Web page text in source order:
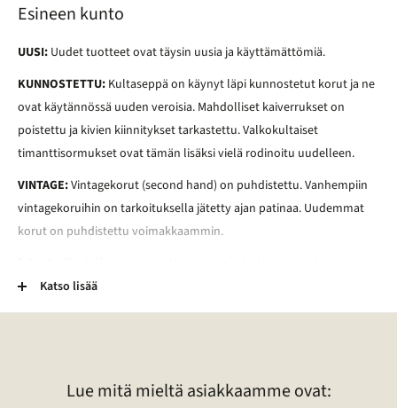
Esineen kunto
UUSI: Uudet tuotteet ovat täysin uusia ja käyttämättömiä.
KUNNOSTETTU: Kultaseppä on käynyt läpi kunnostetut korut ja ne
ovat käytännössä uuden veroisia. Mahdolliset kaiverrukset on
poistettu ja kivien kiinnitykset tarkastettu. Valkokultaiset
timanttisormukset ovat tämän lisäksi vielä rodinoitu uudelleen.
VINTAGE:Vintagekorut (second hand) on puhdistettu. Vanhempiin
vintagekoruihin on tarkoituksella jätetty ajan patinaa. Uudemmat
korut on puhdistettu voimakkaammin.
Esineessä voi esimerkiksi olla kaiverrus, vääntymä, painauma tai
tummentuma. Pronssikoruissa voi esimerkiksi olla kulunut
Katso lisää
Lue mitä mieltä asiakkaamme ovat: